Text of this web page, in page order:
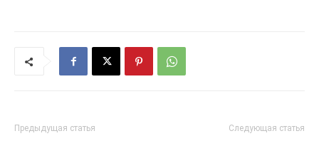
Предыдущая статья Следующая статья